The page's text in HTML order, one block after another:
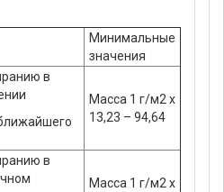
Минимальные
значения
в
Масса 1 г/м2 х
13,23 – 94,64
в
Масса 1 г/м2 х